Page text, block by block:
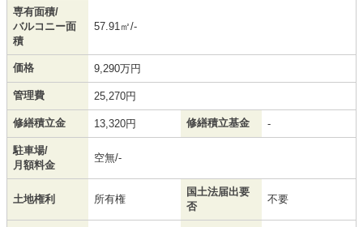
専有面積/
バルコニー面
積
57.91㎡/-
価格 9,290万円
管理費 25,270円
修繕積立金 13,320円 修繕積立基金 -
駐車場/
月額料金
空無/-
土地権利 所有権
国土法届出要
否
不要